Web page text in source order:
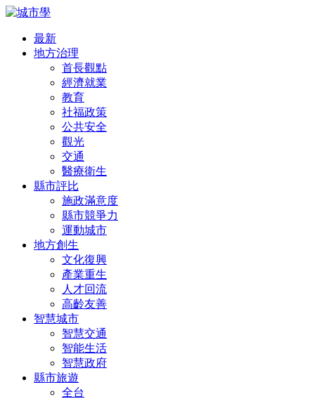
最新
地方治理
首長觀點
經濟就業
教育
社福政策
公共安全
觀光
交通
醫療衛生
縣市評比
施政滿意度
縣市競爭力
運動城市
地方創生
文化復興
產業重生
人才回流
高齡友善
智慧城市
智慧交通
智能生活
智慧政府
縣市旅遊
全台